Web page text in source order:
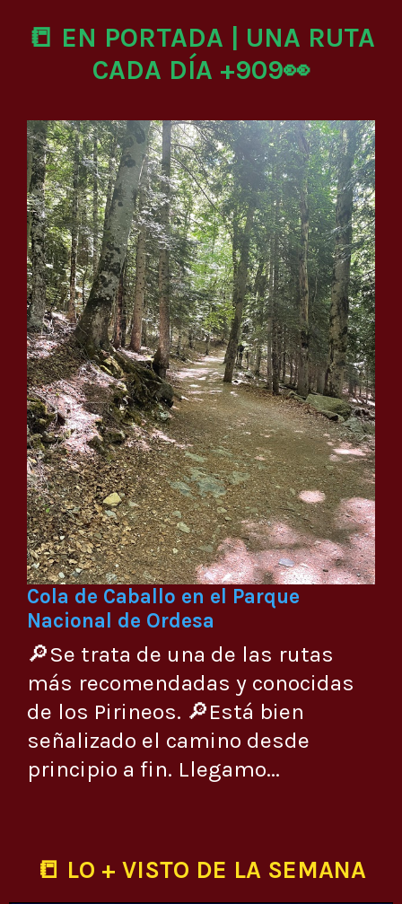
📒 EN PORTADA | UNA RUTA
CADA DÍA +909👀
Cola de Caballo en el Parque
Nacional de Ordesa
🔎Se trata de una de las rutas
más recomendadas y conocidas
de los Pirineos. 🔎Está bien
señalizado el camino desde
principio a fin. Llegamo...
📒 LO + VISTO DE LA SEMANA